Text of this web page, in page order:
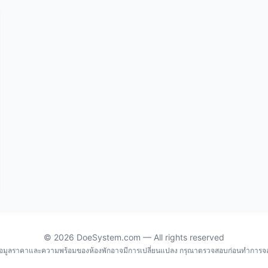
© 2026 DoeSystem.com — All rights reserved
มูลราคาและความพร้อมของห้องพักอาจมีการเปลี่ยนแปลง กรุณาตรวจสอบก่อนทำการจ